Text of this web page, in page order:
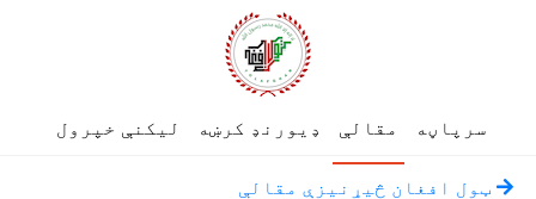
سرپاڼه مقالې ډیورنډ کرښه لیکنې خپرول
ټول افغان څیړنیزې مقالې